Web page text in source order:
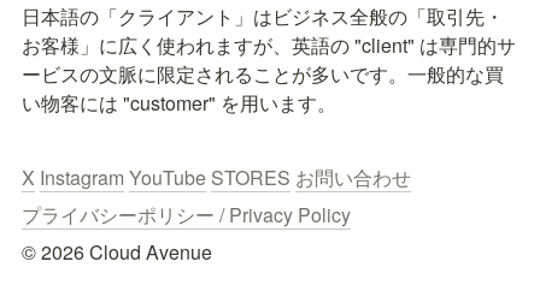
日本語の「クライアント」はビジネス全般の「取引先・
お客様」に広く使われますが、英語の "client" は専門的サ
ービスの文脈に限定されることが多いです。一般的な買
い物客には "customer" を用います。
X Instagram YouTube STORES お問い合わせ
プライバシーポリシー / Privacy Policy
© 2026 Cloud Avenue